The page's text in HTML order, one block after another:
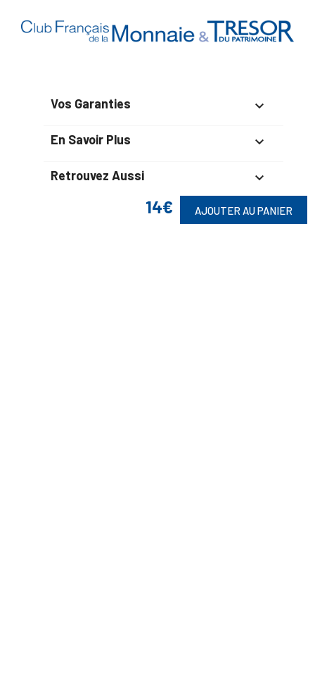
14€ AJOUTER AU PANIER
Vos Garanties 
En Savoir Plus 
Retrouvez Aussi 